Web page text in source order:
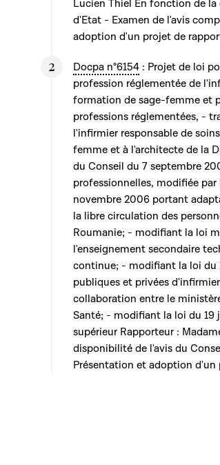
Lucien Thiel En fonction de
d'Etat - Examen de l'avis
adoption d'un projet de
Docpa n°6154 : Projet de loi
profession réglementée de
formation de sage-femme et
professions réglementées, -
l'infirmier responsable de
femme et à l'architecte de la
du Conseil du 7 septembre
professionnelles, modifiée
novembre 2006 portant
la libre circulation des
Roumanie; - modifiant la loi
l'enseignement secondaire
continue; - modifiant la loi du
publiques et privées
collaboration entre le
Santé; - modifiant la loi du
supérieur Rapporteur :
disponibilité de l'avis du
Présentation et adoption